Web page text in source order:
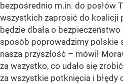
bezpośrednio m.in. do posłów
wszystkich zaprosić do koalicji
będzie dbała o
sposób poprowadzimy polskie
nasza przyszłość – mówił
za wszystko, co udało się
za wszystkie potknięcia i błędy